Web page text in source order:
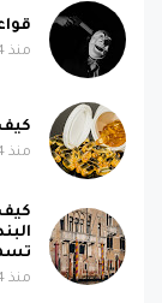
منذ 4 أعوام
منذ 4 أعوام
منذ 4 أعوام